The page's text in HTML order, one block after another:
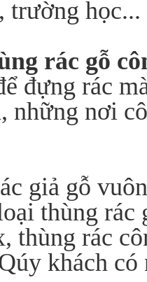
trường học...
rác gỗ
đựng rác
những nơi
giả gỗ
thùng
thùng rác
khách